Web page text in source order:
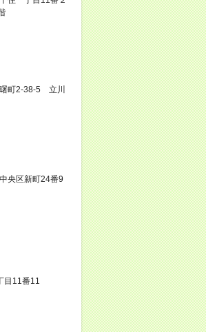
町2-38-5 立川
央区新町24番9
目11番11